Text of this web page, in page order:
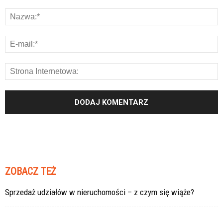
ZOBACZ TEŻ
Sprzedaż udziałów w nieruchomości – z czym się wiąże?